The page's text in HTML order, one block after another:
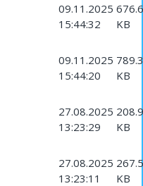
09.11.2025
15:44:32
KB
09.11.2025
15:44:20
KB
27.08.2025
13:23:29
KB
27.08.2025
13:23:11
KB